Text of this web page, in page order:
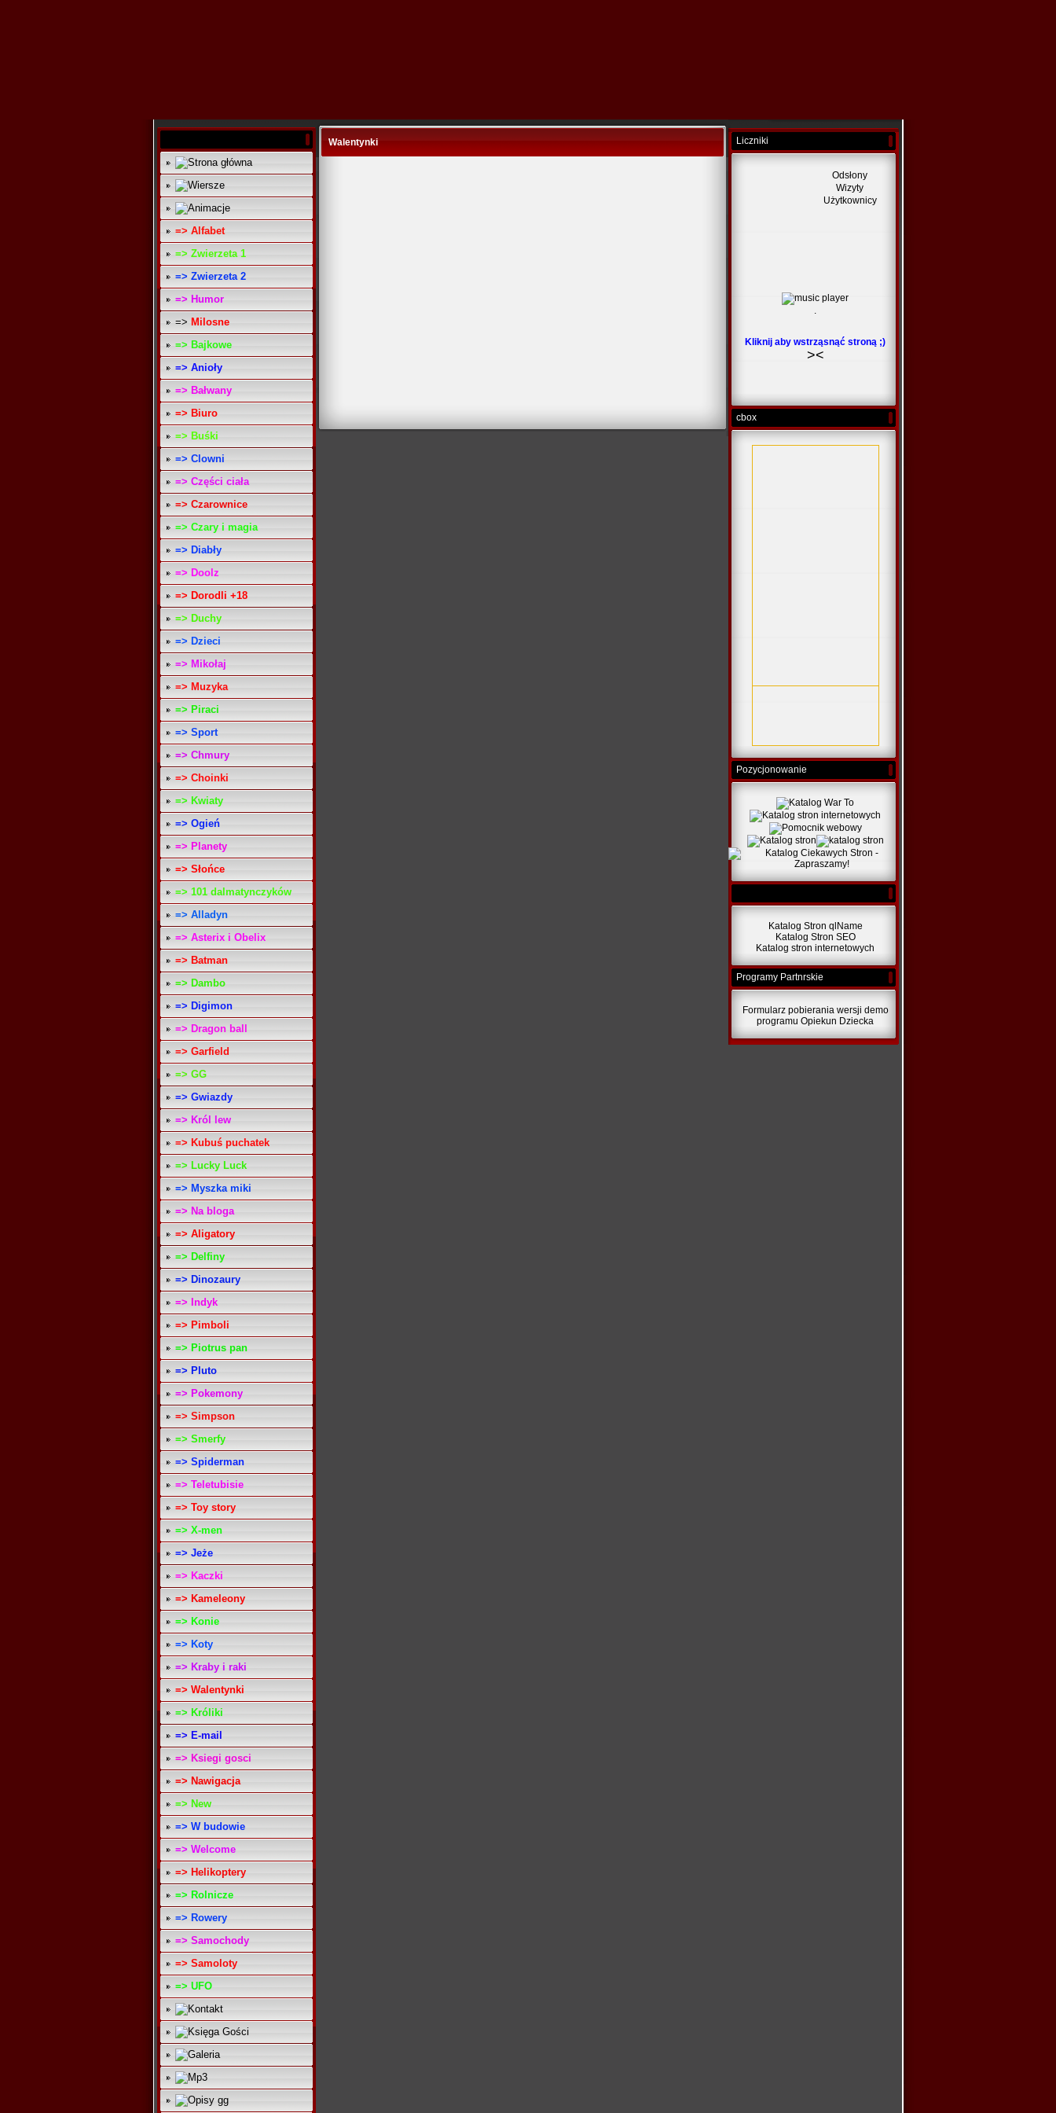
=> Alfabet
=> Zwierzeta 1
=> Zwierzeta 2
=> Humor
=> Milosne
=> Bajkowe
=> Anioły
=> Bałwany
=> Biuro
=> Buśki
=> Clowni
=> Części ciała
=> Czarownice
=> Czary i magia
=> Diabły
=> Doolz
=> Dorodli +18
=> Duchy
=> Dzieci
=> Mikołaj
=> Muzyka
=> Piraci
=> Sport
=> Chmury
=> Choinki
=> Kwiaty
=> Ogień
=> Planety
=> Słońce
=> 101 dalmatynczyków
=> Alladyn
=> Asterix i Obelix
=> Batman
=> Dambo
=> Digimon
=> Dragon ball
=> Garfield
=> GG
=> Gwiazdy
=> Król lew
=> Kubuś puchatek
=> Lucky Luck
=> Myszka miki
=> Na bloga
=> Aligatory
=> Delfiny
=> Dinozaury
=> Indyk
=> Pimboli
=> Piotrus pan
=> Pluto
=> Pokemony
=> Simpson
=> Smerfy
=> Spiderman
=> Teletubisie
=> Toy story
=> X-men
=> Jeże
=> Kaczki
=> Kameleony
=> Konie
=> Koty
=> Kraby i raki
=> Walentynki
=> Króliki
=> E-mail
=> Ksiegi gosci
=> Nawigacja
=> New
=> W budowie
=> Welcome
=> Helikoptery
=> Rolnicze
=> Rowery
=> Samochody
=> Samoloty
=> UFO
Walentynki Liczniki
Odsłony
Wizyty
Użytkownicy
.
Kliknij aby wstrząsnąć stroną ;)
><
cbox
Pozycjonowanie
Katalog Stron qlName
Katalog Stron SEO
Katalog stron internetowych
Programy Partnrskie
Formularz pobierania wersji demo
programu Opiekun Dziecka